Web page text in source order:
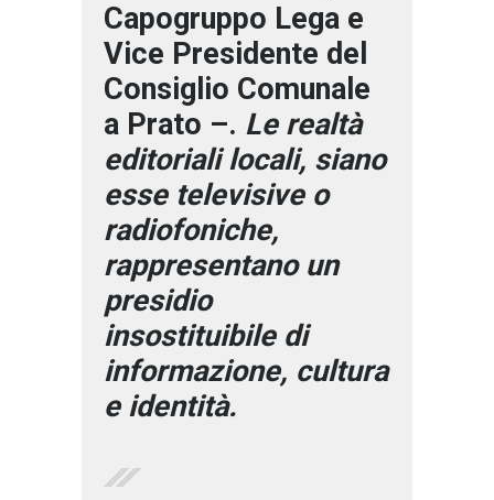
Capogruppo Lega e
Vice Presidente del
Consiglio Comunale
a Prato –. Le realtà
editoriali locali, siano
esse televisive o
radiofoniche,
rappresentano un
presidio
insostituibile di
informazione, cultura
e identità.